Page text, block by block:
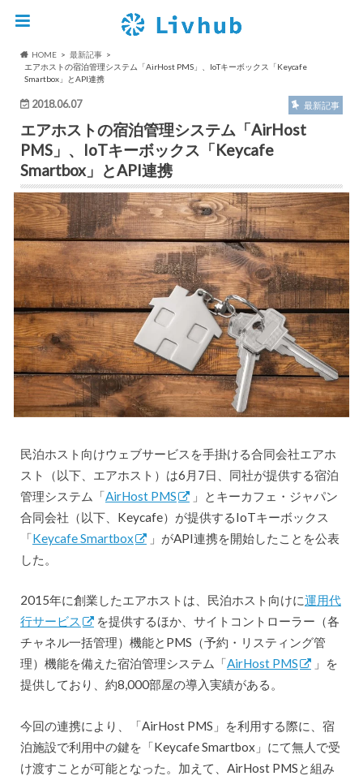
HOME
最新記事
エアホストの宿泊管理システム「AirHost PMS」、IoTキーボックス「Keycafe
Smartbox」とAPI連携
2018.06.07 最新記事
エアホストの宿泊管理システム「AirHost
PMS」、IoTキーボックス「Keycafe
Smartbox」とAPI連携
民泊ホスト向けウェブサービスを手掛ける合同会社エアホ
スト（以下、エアホスト）は6月7日、同社が提供する宿泊
管理システム「AirHost PMS
」とキーカフェ・ジャパン
合同会社（以下、Keycafe）が提供するIoTキーボックス
「Keycafe Smartbox
」がAPI連携を開始したことを公表
した。
2015年に創業したエアホストは、民泊ホスト向けに運用代
行サービス
を提供するほか、サイトコントローラー（各
チャネル一括管理）機能とPMS（予約・リスティング管
理）機能を備えた宿泊管理システム「AirHost PMS
」を
提供しており、約8,000部屋の導入実績がある。
今回の連携により、「AirHost PMS」を利用する際に、宿
泊施設で利用中の鍵を「Keycafe Smartbox」にて無人で受
け渡すことが可能となった。加えて、AirHost PMSと組み